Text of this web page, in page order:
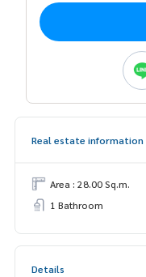
Real estate information
Area : 28.00 Sq.m.
1 Bathroom
Details